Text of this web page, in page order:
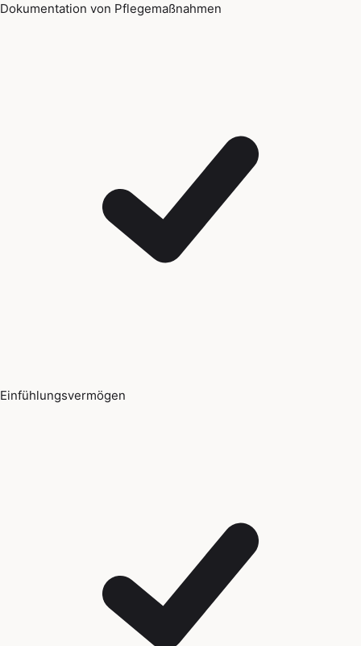
Dokumentation von Pflegemaßnahmen
Einfühlungsvermögen